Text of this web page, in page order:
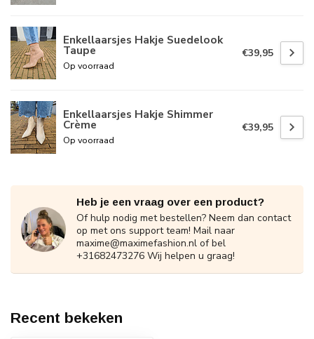
Enkellaarsjes Hakje Suedelook
Taupe
Op voorraad
€39,95
Enkellaarsjes Hakje Shimmer
Crème
Op voorraad
€39,95
Heb je een vraag over een product?
Of hulp nodig met bestellen? Neem dan contact
op met ons support team! Mail naar
maxime@maximefashion.nl of bel
+31682473276 Wij helpen u graag!
Recent bekeken